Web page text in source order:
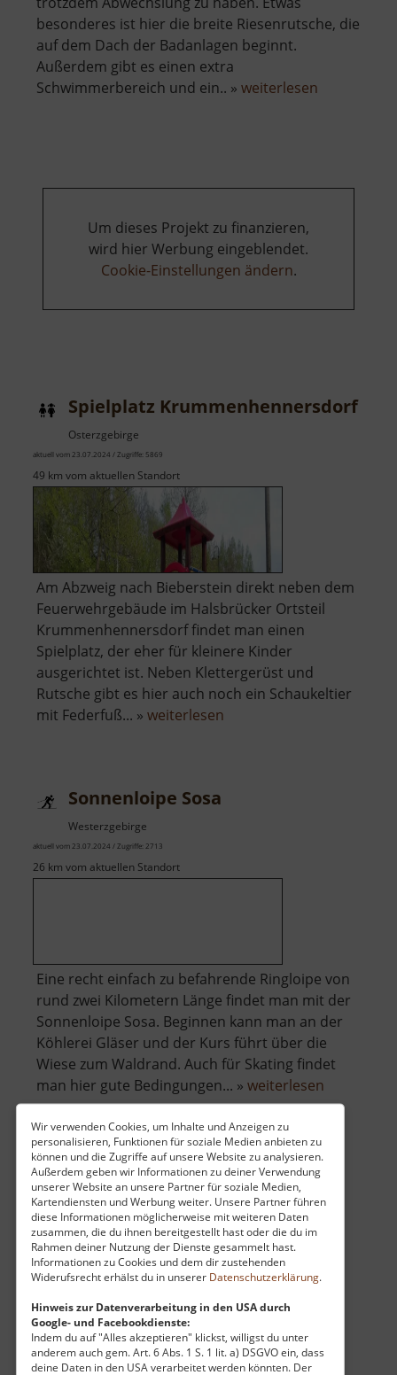
Wir verwenden Cookies, um Inhalte und Anzeigen zu
personalisieren, Funktionen für soziale Medien anbieten zu
können und die Zugriffe auf unsere Website zu analysieren.
Außerdem geben wir Informationen zu deiner Verwendung
unserer Website an unsere Partner für soziale Medien,
Kartendiensten und Werbung weiter. Unsere Partner führen
diese Informationen möglicherweise mit weiteren Daten
zusammen, die du ihnen bereitgestellt hast oder die du im
Rahmen deiner Nutzung der Dienste gesammelt hast.
Informationen zu Cookies und dem dir zustehenden
Widerufsrecht erhälst du in unserer Datenschutzerklärung.
Hinweis zur Datenverarbeitung in den USA durch
Google- und Facebookdienste:
Indem du auf "Alles akzeptieren" klickst, willigst du unter
anderem auch gem. Art. 6 Abs. 1 S. 1 lit. a) DSGVO ein, dass
deine Daten in den USA verarbeitet werden könnten. Der
besonderes ist hier die breite Riesenrutsche, die
auf dem Dach der Badanlagen beginnt.
Außerdem gibt es einen extra
Schwimmerbereich und ein.. » weiterlesen
Um dieses Projekt zu finanzieren,
wird hier Werbung eingeblendet.
Cookie-Einstellungen ändern.
Spielplatz Krummenhennersdorf
Osterzgebirge
aktuell vom 23.07.2024 / Zugriffe: 5869
49 km vom aktuellen Standort
Am Abzweig nach Bieberstein direkt neben dem
Feuerwehrgebäude im Halsbrücker Ortsteil
Krummenhennersdorf findet man einen
Spielplatz, der eher für kleinere Kinder
ausgerichtet ist. Neben Klettergerüst und
Rutsche gibt es hier auch noch ein Schaukeltier
mit Federfuß... » weiterlesen
Sonnenloipe Sosa
Westerzgebirge
aktuell vom 23.07.2024 / Zugriffe: 2713
26 km vom aktuellen Standort
Eine recht einfach zu befahrende Ringloipe von
rund zwei Kilometern Länge findet man mit der
Sonnenloipe Sosa. Beginnen kann man an der
Köhlerei Gläser und der Kurs führt über die
Wiese zum Waldrand. Auch für Skating findet
man hier gute Bedingungen... » weiterlesen
Schokoladenfelsen
Mittleres Erzgebirge
aktuell vom 23.07.2024 / Zugriffe: 13721
3 km vom aktuellen Standort
In einer Flussschleife der Zschopau auf dem
Weg von Thermalbad Wiesenbad nach Wiesa